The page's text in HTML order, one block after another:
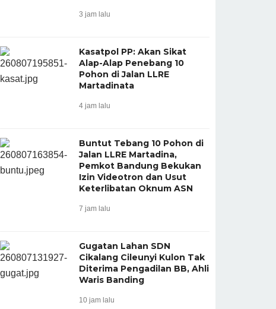
3 jam lalu
Kasatpol PP: Akan Sikat
Alap-Alap Penebang 10
Pohon di Jalan LLRE
Martadinata
4 jam lalu
Buntut Tebang 10 Pohon di
Jalan LLRE Martadina,
Pemkot Bandung Bekukan
Izin Videotron dan Usut
Keterlibatan Oknum ASN
7 jam lalu
Gugatan Lahan SDN
Cikalang Cileunyi Kulon Tak
Diterima Pengadilan BB, Ahli
Waris Banding
10 jam lalu